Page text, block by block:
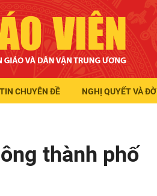
CHUYÊN ĐỀ NGHỊ QUYẾT VÀ
thành phố